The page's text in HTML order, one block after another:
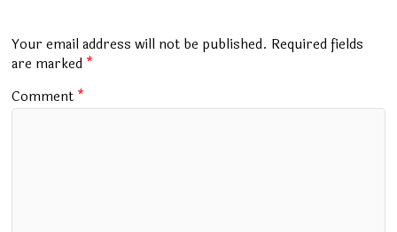
o
k
p
p
m
Your email address will not be published. Required fields
are marked *
Comment *